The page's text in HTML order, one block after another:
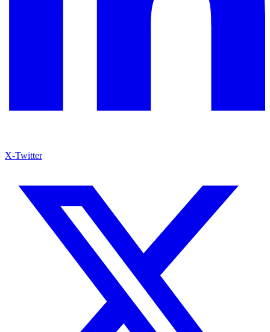
X-Twitter